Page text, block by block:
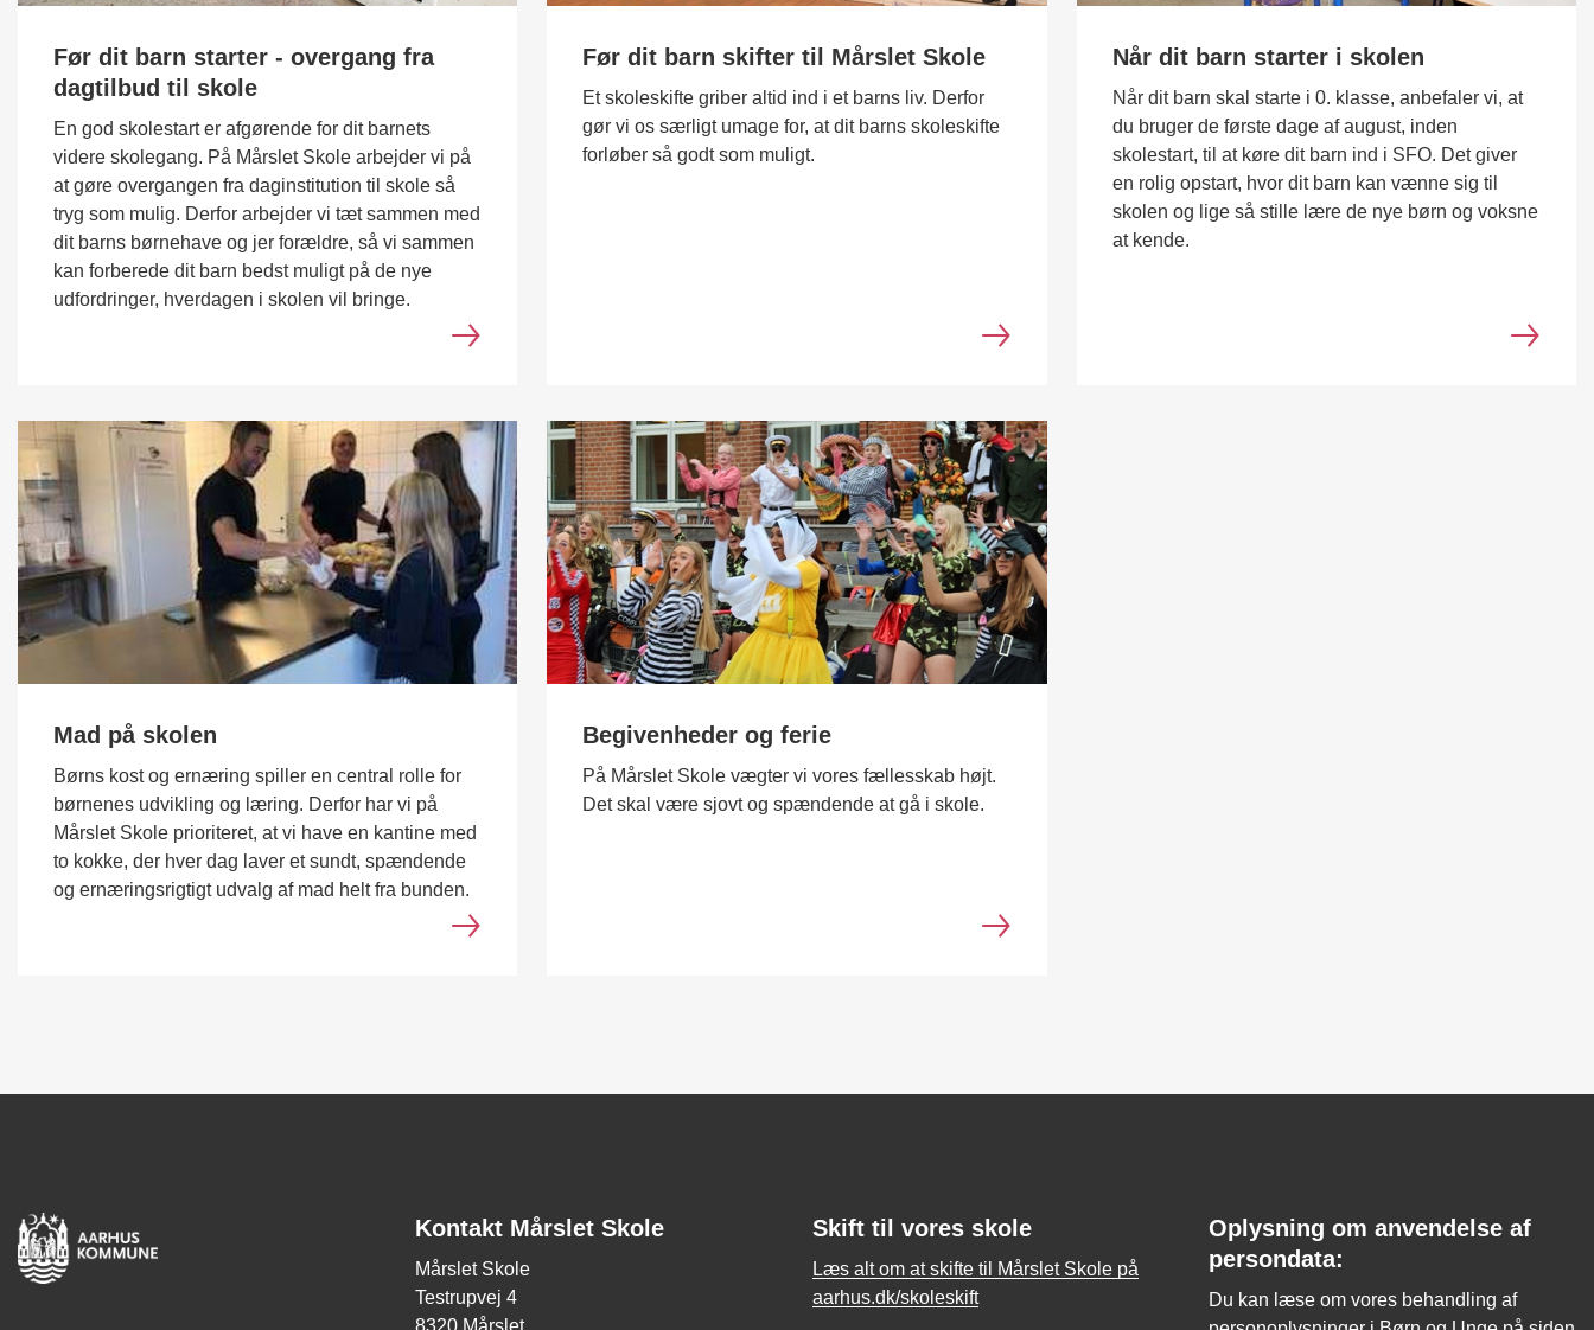
Før dit barn starter - overgang fra
dagtilbud til skole
En god skolestart er afgørende for dit barnets
videre skolegang. På Mårslet Skole arbejder vi på
at gøre overgangen fra daginstitution til skole så
tryg som mulig. Derfor arbejder vi tæt sammen med
dit barns børnehave og jer forældre, så vi sammen
kan forberede dit barn bedst muligt på de nye
udfordringer, hverdagen i skolen vil bringe.
Før dit barn skifter til Mårslet Skole
Et skoleskifte griber altid ind i et barns liv. Derfor
gør vi os særligt umage for, at dit barns skoleskifte
forløber så godt som muligt.
Når dit barn starter i skolen
Når dit barn skal starte i 0. klasse, anbefaler vi, at
du bruger de første dage af august, inden
skolestart, til at køre dit barn ind i SFO. Det giver
en rolig opstart, hvor dit barn kan vænne sig til
skolen og lige så stille lære de nye børn og voksne
at kende.
Mad på skolen
Børns kost og ernæring spiller en central rolle for
børnenes udvikling og læring. Derfor har vi på
Mårslet Skole prioriteret, at vi have en kantine med
to kokke, der hver dag laver et sundt, spændende
og ernæringsrigtigt udvalg af mad helt fra bunden.
Begivenheder og ferie
På Mårslet Skole vægter vi vores fællesskab højt.
Det skal være sjovt og spændende at gå i skole.
Kontakt Mårslet Skole
Mårslet Skole
Testrupvej 4
8320 Mårslet
Skift til vores skole
Læs alt om at skifte til Mårslet Skole på
aarhus.dk/skoleskift
Oplysning om anvendelse af
persondata:
Du kan læse om vores behandling af